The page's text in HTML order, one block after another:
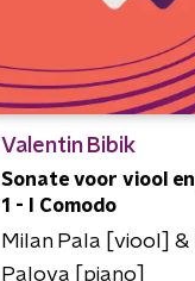
Valentin Bibik
Sonate voor viool
1 - I Comodo
Milan Pala [viool]
Palova [piano]